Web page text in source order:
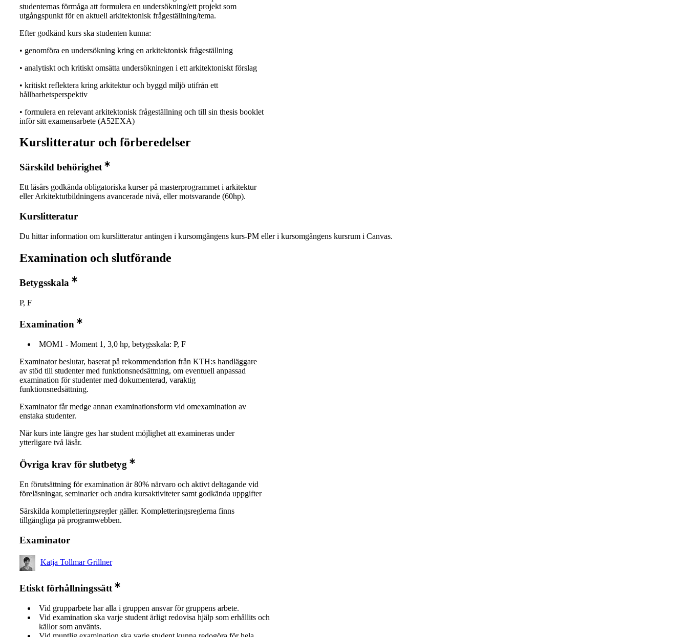
studenternas förmåga att formulera en undersökning/ett projekt som
utgångspunkt för en aktuell arkitektonisk frågeställning/tema.
Efter godkänd kurs ska studenten kunna:
• genomföra en undersökning kring en arkitektonisk frågeställning
• analytiskt och kritiskt omsätta undersökningen i ett arkitektoniskt förslag
• kritiskt reflektera kring arkitektur och byggd miljö utifrån ett
hållbarhetsperspektiv
• formulera en relevant arkitektonisk frågeställning och till sin thesis booklet
inför sitt examensarbete (A52EXA)
Kurslitteratur och förberedelser
Särskild behörighet
Ett läsårs godkända obligatoriska kurser på masterprogrammet i arkitektur
eller Arkitektutbildningens avancerade nivå, eller motsvarande (60hp).
Kurslitteratur
Du hittar information om kurslitteratur antingen i kursomgångens kurs-PM eller i kursomgångens kursrum i Canvas.
Examination och slutförande
Betygsskala
P, F
Examination
MOM1 - Moment 1, 3,0 hp, betygsskala: P, F
Examinator beslutar, baserat på rekommendation från KTH:s handläggare
av stöd till studenter med funktionsnedsättning, om eventuell anpassad
examination för studenter med dokumenterad, varaktig
funktionsnedsättning.
Examinator får medge annan examinationsform vid omexamination av
enstaka studenter.
När kurs inte längre ges har student möjlighet att examineras under
ytterligare två läsår.
Övriga krav för slutbetyg
En förutsättning för examination är 80% närvaro och aktivt deltagande vid
föreläsningar, seminarier och andra kursaktiviteter samt godkända uppgifter
Särskilda kompletteringsregler gäller. Kompletteringsreglerna finns
tillgängliga på programwebben.
Examinator
Katja Tollmar Grillner
Etiskt förhållningssätt
Vid grupparbete har alla i gruppen ansvar för gruppens arbete.
Vid examination ska varje student ärligt redovisa hjälp som erhållits och
källor som använts.